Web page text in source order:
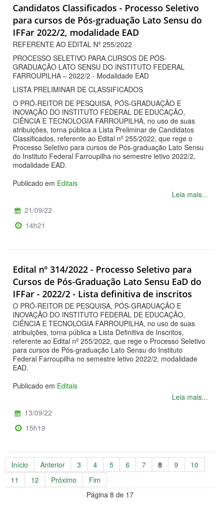
Candidatos Classificados - Processo Seletivo
para cursos de Pós-graduação Lato Sensu do
IFFar 2022/2, modalidade EAD
REFERENTE AO EDITAL Nº 255/2022
PROCESSO SELETIVO PARA CURSOS DE PÓS-
GRADUAÇÃO LATO SENSU DO INSTITUTO FEDERAL
FARROUPILHA – 2022/2 - Modalidade EAD
LISTA PRELIMINAR DE CLASSIFICADOS
O PRÓ-REITOR DE PESQUISA, PÓS-GRADUAÇÃO E
INOVAÇÃO DO INSTITUTO FEDERAL DE EDUCAÇÃO,
CIÊNCIA E TECNOLOGIA FARROUPILHA, no uso de suas
atribuições, torna pública a Lista Preliminar de Candidatos
Classificados, referente ao Edital nº 255/2022, que rege o
Processo Seletivo para cursos de Pós-graduação Lato Sensu
do Instituto Federal Farroupilha no semestre letivo 2022/2,
modalidade EAD.
Publicado em Editais
Leia mais...
21/09/22
14h21
Edital nº 314/2022 - Processo Seletivo para
Cursos de Pós-Graduação Lato Sensu EaD do
IFFar - 2022/2 - Lista definitiva de inscritos
O PRÓ-REITOR DE PESQUISA, PÓS-GRADUAÇÃO E
INOVAÇÃO DO INSTITUTO FEDERAL DE EDUCAÇÃO,
CIÊNCIA E TECNOLOGIA FARROUPILHA, no uso de suas
atribuições, torna pública a Lista Definitiva de Inscritos,
referente ao Edital nº 255/2022, que rege o Processo Seletivo
para cursos de Pós-graduação Lato Sensu do Instituto
Federal Farroupilha no semestre letivo 2022/2, modalidade
EAD.
Publicado em Editais
Leia mais...
13/09/22
15h19
Início Anterior 3 4 5 6 7 8 9
10
11
12 Próximo
Fim
Página 8 de 17